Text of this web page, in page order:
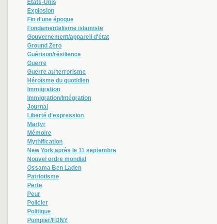
États-Unis
Explosion
Fin d'une époque
Fondamentalisme islamiste
Gouvernement/appareil d'état
Ground Zero
Guérison/résilience
Guerre
Guerre au terrorisme
Héroïsme du quotidien
Immigration
Immigration/Intégration
Journal
Liberté d'expression
Martyr
Mémoire
Mythification
New York après le 11 septembre
Nouvel ordre mondial
Ossama Ben Laden
Patriotisme
Perte
Peur
Policier
Politique
Pompier/FDNY